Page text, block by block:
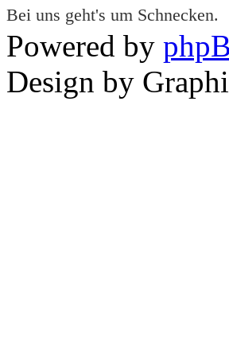
Bei uns geht's um Schnecken.
Powered by
Design by